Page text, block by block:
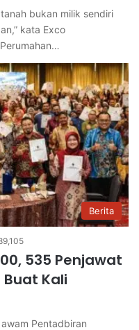
bukan milik sendiri
kata Exco
Berita
535 Penjawat
Buat Kali
Pentadbiran